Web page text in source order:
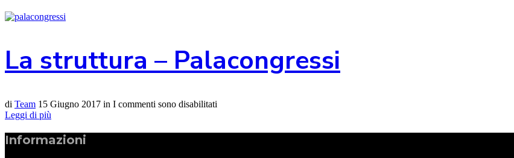
La struttura – Palacongressi
di Team 15 Giugno 2017 in I commenti sono disabilitati
Leggi di più
Informazioni